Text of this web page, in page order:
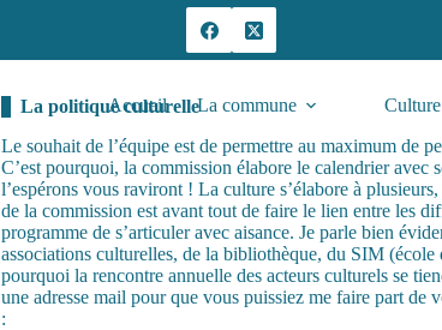
Accueil La commune
Culture & Animation
La politique culturelle
Le souhait de l’équipe est de permettre au maximum de
C’est pourquoi, la commission élabore le calendrier avec
l’espérons vous raviront ! La culture s’élabore à
de la commission est avant tout de faire le lien entre les
programme de s’articuler avec aisance. Je parle bien
associations culturelles, de la bibliothèque, du SIM
pourquoi la rencontre annuelle des acteurs culturels se
une adresse mail pour que vous puissiez me faire part de
: